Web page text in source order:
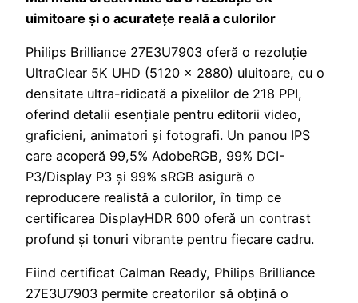
uimitoare și o acuratețe reală a culorilor
Philips Brilliance 27E3U7903 oferă o rezoluție
UltraClear 5K UHD (5120 × 2880) uluitoare, cu o
densitate ultra-ridicată a pixelilor de 218 PPI,
oferind detalii esențiale pentru editorii video,
graficieni, animatori și fotografi. Un panou IPS
care acoperă 99,5% AdobeRGB, 99% DCI-
P3/Display P3 și 99% sRGB asigură o
reproducere realistă a culorilor, în timp ce
certificarea DisplayHDR 600 oferă un contrast
profund și tonuri vibrante pentru fiecare cadru.
Fiind certificat Calman Ready, Philips Brilliance
27E3U7903 permite creatorilor să obțină o